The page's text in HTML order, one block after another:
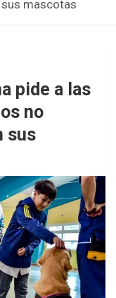
mascotas
pide a las
no
sus